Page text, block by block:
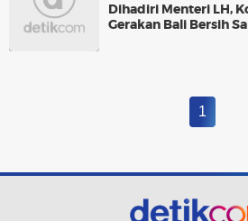
Dihadiri Menteri LH,
Gerakan Bali Bersih
1